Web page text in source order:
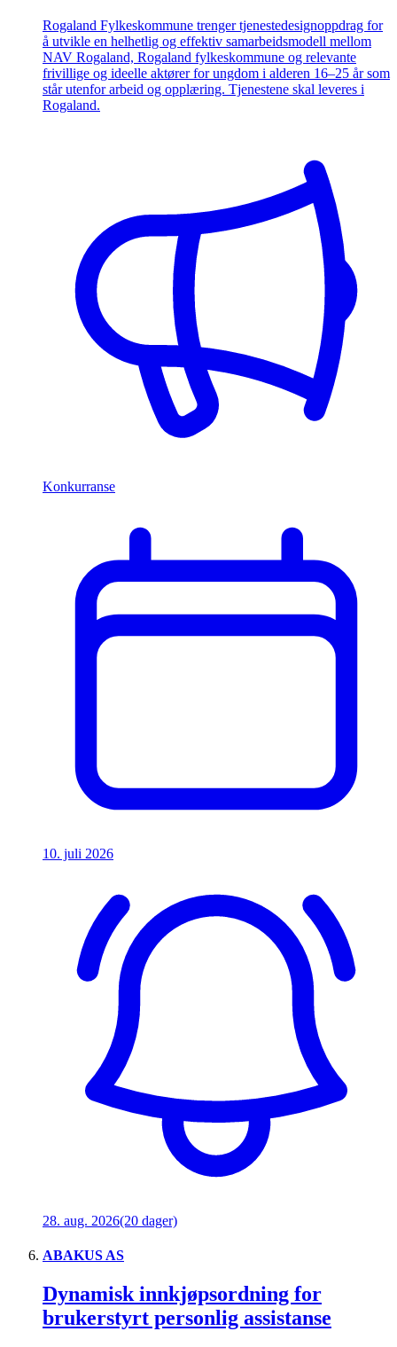
Rogaland Fylkeskommune trenger tjenestedesignoppdrag for
å utvikle en helhetlig og effektiv samarbeidsmodell mellom
NAV Rogaland, Rogaland fylkeskommune og relevante
frivillige og ideelle aktører for ungdom i alderen 16–25 år som
står utenfor arbeid og opplæring. Tjenestene skal leveres i
Rogaland.
Konkurranse
10. juli 2026
28. aug. 2026(20 dager)
ABAKUS AS
Dynamisk innkjøpsordning for
brukerstyrt personlig assistanse